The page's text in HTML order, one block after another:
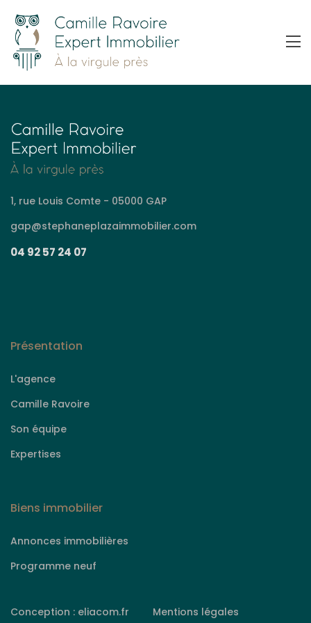
1, rue Louis Comte - 05000 GAP
gap@stephaneplazaimmobilier.com
04 92 57 24 07
Présentation
L'agence
Camille Ravoire
Son équipe
Expertises
Biens immobilier
Annonces immobilières
Programme neuf
Conception : eliacom.fr Mentions légales